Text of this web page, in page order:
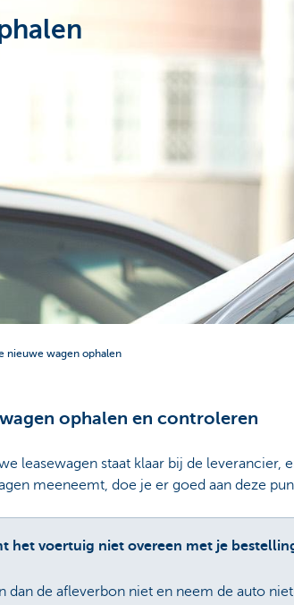
nieuwe wagen ophalen
ophalen en controleren
leasewagen staat klaar bij de
meeneemt, doe je er goed aan deze
het voertuig niet overeen met je
dan de afleverbon niet en neem de auto